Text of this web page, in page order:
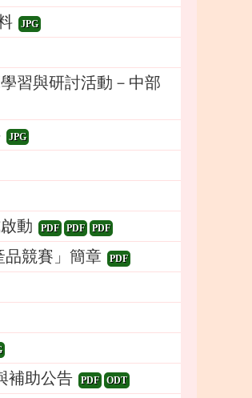
JPG
習與研討活動－中部
JPG
動 PDF PDF PDF
品競賽」簡章 PDF
補助公告 PDF ODT